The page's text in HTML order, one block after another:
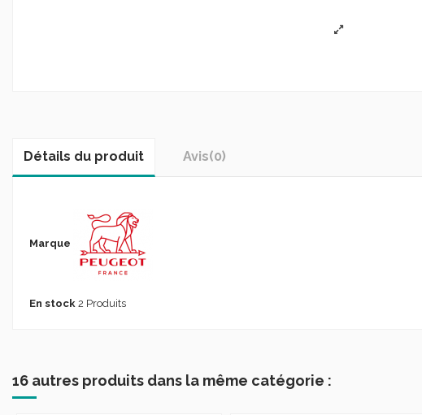
Détails du produit Avis(0)
Marque
En stock 2 Produits
16 autres produits dans la même catégorie :